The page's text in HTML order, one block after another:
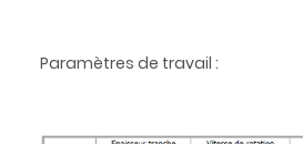
Paramètres de travail :